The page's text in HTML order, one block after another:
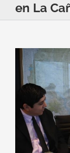
en La
imagen
más
grande